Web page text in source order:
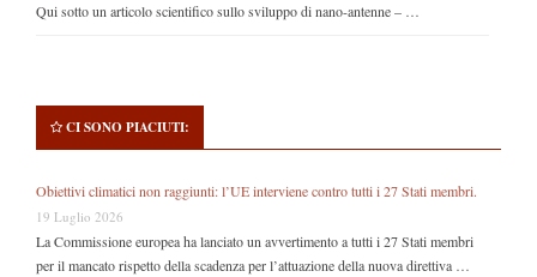
Qui sotto un articolo scientifico sullo sviluppo di nano-antenne – …
CI SONO PIACIUTI:
Obiettivi climatici non raggiunti: l’UE interviene contro tutti i 27 Stati membri.
19 Luglio 2026
La Commissione europea ha lanciato un avvertimento a tutti i 27 Stati membri
per il mancato rispetto della scadenza per l’attuazione della nuova direttiva …